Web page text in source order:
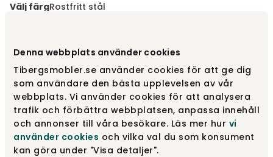
Denna webbplats använder cookies
Tibergsmobler.se använder cookies för att ge dig
som användare den bästa upplevelsen av vår
webbplats. Vi använder cookies för att analysera
trafik och förbättra webbplatsen, anpassa innehåll
och annonser till våra besökare. Läs mer hur vi
använder cookies och vilka val du som konsument
kan göra under "Visa detaljer".
Välj färgRostfritt stål
Tea Green 2 185 kr
White